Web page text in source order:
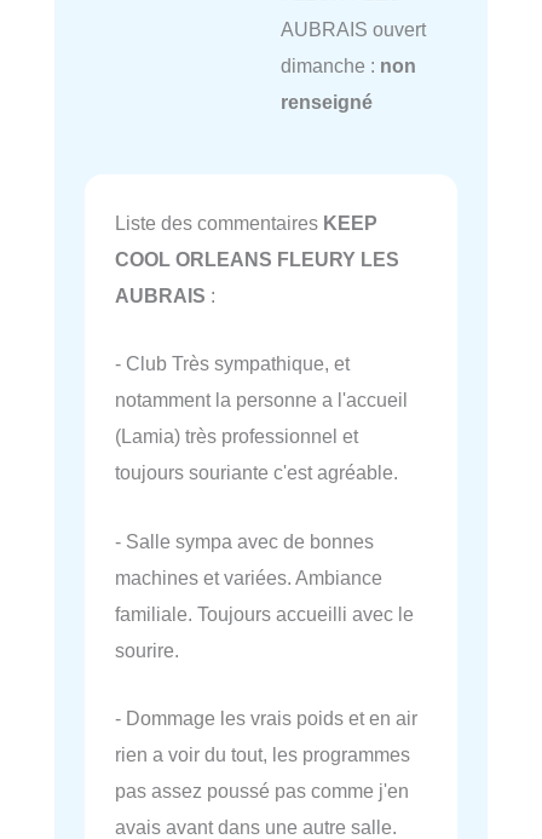
AUBRAIS ouvert
dimanche : non
renseigné
Liste des commentaires KEEP
COOL ORLEANS FLEURY LES
AUBRAIS :
- Club Très sympathique, et
notamment la personne a l'accueil
(Lamia) très professionnel et
toujours souriante c'est agréable.
- Salle sympa avec de bonnes
machines et variées. Ambiance
familiale. Toujours accueilli avec le
sourire.
- Dommage les vrais poids et en air
rien a voir du tout, les programmes
pas assez poussé pas comme j'en
avais avant dans une autre salle.